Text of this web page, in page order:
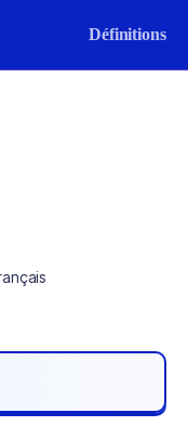
Définitions